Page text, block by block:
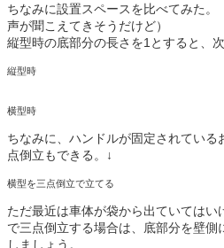
ちなみに設置スペースを比べてみた。
声が聞こえてきそうだけど）
縦型時の底部分の長さを1とすると、次
縦型時
横型時
ちなみに、ハンドルが固定されている
点倒立もできる。↓
横型を三点倒立で立てる
ただ最近は車体が袋から出ていては
で三点倒立する場合は、底部分を壁側
しましょう。